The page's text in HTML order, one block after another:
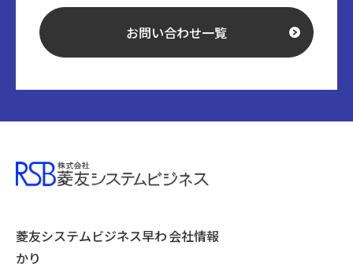
お問い合わせ一覧
菱友システムビジネス早わ
かり
会社情報